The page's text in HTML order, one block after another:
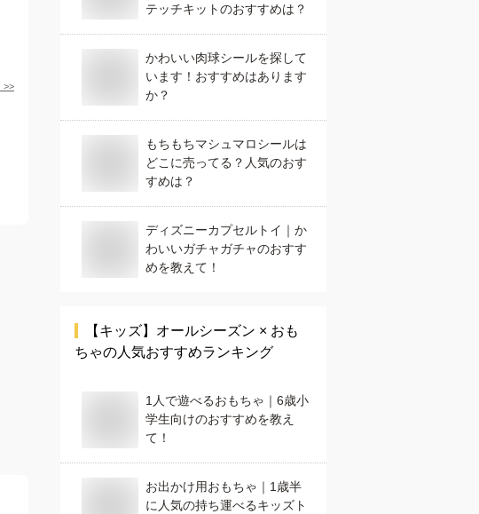
>>
テッチキットのおすすめは？
かわいい肉球シールを探して
います！おすすめはあります
か？
もちもちマシュマロシールは
どこに売ってる？人気のおす
すめは？
ディズニーカプセルトイ｜か
わいいガチャガチャのおすす
めを教えて！
【キッズ】 オールシーズン × おも
ちゃの人気おすすめランキング
1人で遊べるおもちゃ｜6歳小
学生向けのおすすめを教え
て！
お出かけ用おもちゃ｜1歳半
に人気の持ち運べるキッズト